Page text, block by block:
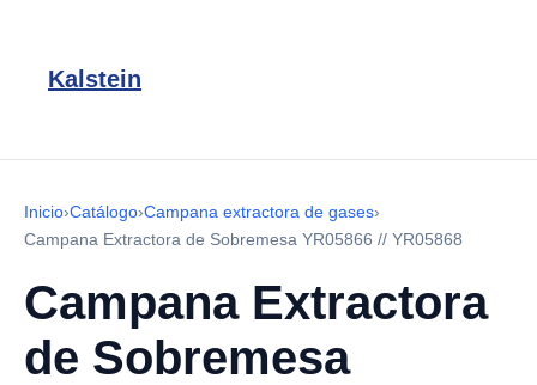
Kalstein
Inicio›Catálogo›Campana extractora de gases›
Campana Extractora de Sobremesa YR05866 // YR05868
Campana Extractora
de Sobremesa